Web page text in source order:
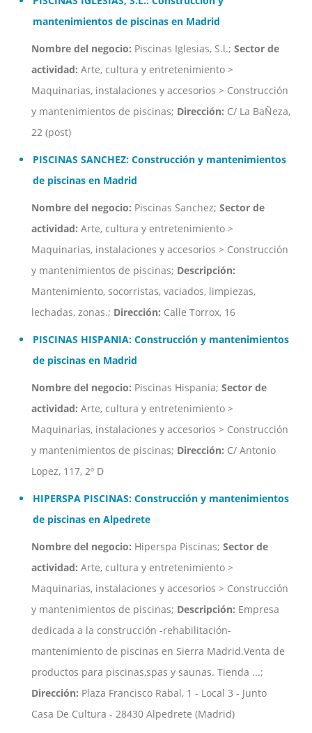
mantenimientos de piscinas en Madrid
Nombre del negocio: Piscinas Iglesias, S.l.; Sector de
actividad: Arte, cultura y entretenimiento >
Maquinarias, instalaciones y accesorios > Construcción
y mantenimientos de piscinas; Dirección: C/ La BaÑeza,
22 (post)
PISCINAS SANCHEZ: Construcción y mantenimientos
de piscinas en Madrid
Nombre del negocio: Piscinas Sanchez; Sector de
actividad: Arte, cultura y entretenimiento >
Maquinarias, instalaciones y accesorios > Construcción
y mantenimientos de piscinas; Descripción:
Mantenimiento, socorristas, vaciados, limpiezas,
lechadas, zonas.; Dirección: Calle Torrox, 16
PISCINAS HISPANIA: Construcción y mantenimientos
de piscinas en Madrid
Nombre del negocio: Piscinas Hispania; Sector de
actividad: Arte, cultura y entretenimiento >
Maquinarias, instalaciones y accesorios > Construcción
y mantenimientos de piscinas; Dirección: C/ Antonio
Lopez, 117, 2º D
HIPERSPA PISCINAS: Construcción y mantenimientos
de piscinas en Alpedrete
Nombre del negocio: Hiperspa Piscinas; Sector de
actividad: Arte, cultura y entretenimiento >
Maquinarias, instalaciones y accesorios > Construcción
y mantenimientos de piscinas; Descripción: Empresa
dedicada a la construcción -rehabilitación-
mantenimiento de piscinas en Sierra Madrid.Venta de
productos para piscinas,spas y saunas. Tienda ...;
Dirección: Plaza Francisco Rabal, 1 - Local 3 - Junto
Casa De Cultura - 28430 Alpedrete (Madrid)